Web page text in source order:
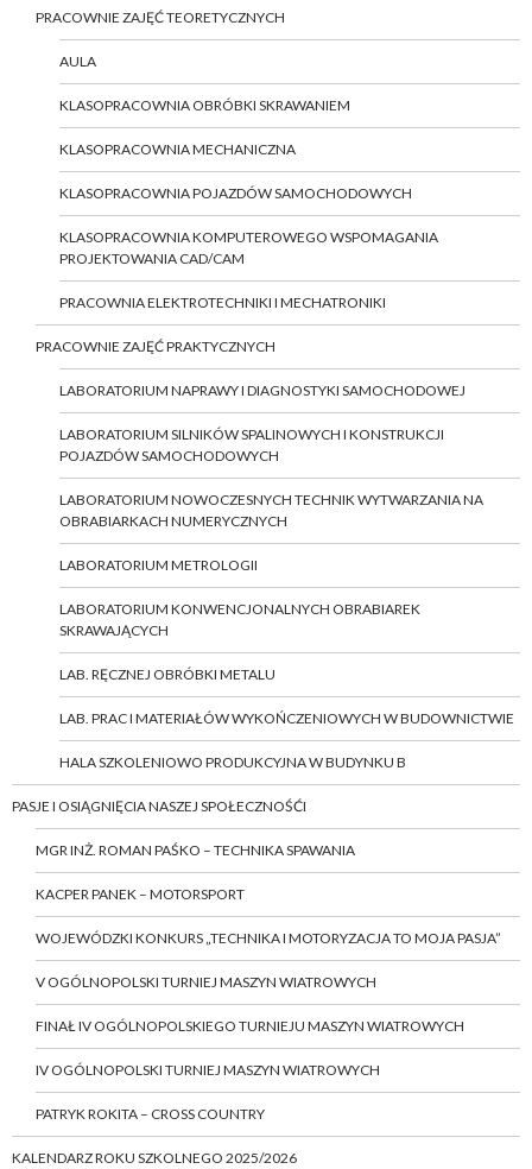
PRACOWNIE ZAJĘĆ TEORETYCZNYCH
AULA
KLASOPRACOWNIA OBRÓBKI SKRAWANIEM
KLASOPRACOWNIA MECHANICZNA
KLASOPRACOWNIA POJAZDÓW SAMOCHODOWYCH
KLASOPRACOWNIA KOMPUTEROWEGO WSPOMAGANIA
PROJEKTOWANIA CAD/CAM
PRACOWNIA ELEKTROTECHNIKI I MECHATRONIKI
PRACOWNIE ZAJĘĆ PRAKTYCZNYCH
LABORATORIUM NAPRAWY I DIAGNOSTYKI SAMOCHODOWEJ
LABORATORIUM SILNIKÓW SPALINOWYCH I KONSTRUKCJI
POJAZDÓW SAMOCHODOWYCH
LABORATORIUM NOWOCZESNYCH TECHNIK WYTWARZANIA NA
OBRABIARKACH NUMERYCZNYCH
LABORATORIUM METROLOGII
LABORATORIUM KONWENCJONALNYCH OBRABIAREK
SKRAWAJĄCYCH
LAB. RĘCZNEJ OBRÓBKI METALU
LAB. PRAC I MATERIAŁÓW WYKOŃCZENIOWYCH W BUDOWNICTWIE
HALA SZKOLENIOWO PRODUKCYJNA W BUDYNKU B
PASJE I OSIĄGNIĘCIA NASZEJ SPOŁECZNOŚĆI
MGR INŻ. ROMAN PAŚKO – TECHNIKA SPAWANIA
KACPER PANEK – MOTORSPORT
WOJEWÓDZKI KONKURS „TECHNIKA I MOTORYZACJA TO MOJA PASJA”
V OGÓLNOPOLSKI TURNIEJ MASZYN WIATROWYCH
FINAŁ IV OGÓLNOPOLSKIEGO TURNIEJU MASZYN WIATROWYCH
IV OGÓLNOPOLSKI TURNIEJ MASZYN WIATROWYCH
PATRYK ROKITA – CROSS COUNTRY
KALENDARZ ROKU SZKOLNEGO 2025/2026